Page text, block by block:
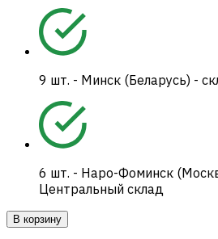
9 шт. - Минск (Беларусь) -
6 шт. - Наро-Фоминск
Центральный склад
В корзину